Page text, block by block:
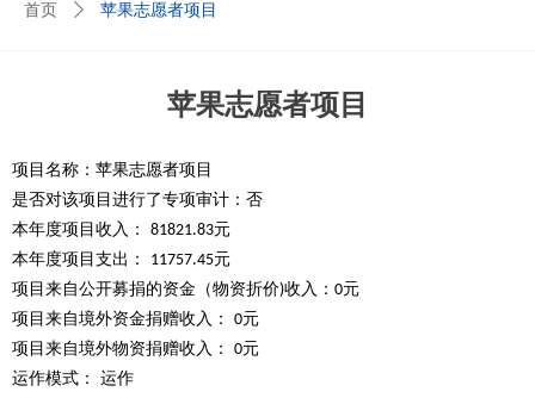
苹果志愿者项目
项目名称：苹果志愿者项目
是否对该项目进行了专项审计：否
本年度项目收入：
81821.83元
本年度项目支出：
11757.45元
项目来自公开募捐的资金（物资折价)收入： 0元
项目来自境外资金捐赠收入：
0元
项目来自境外物资捐赠收入：
0元
运作模式：
运作
首页 ꄲ 苹果志愿者项目